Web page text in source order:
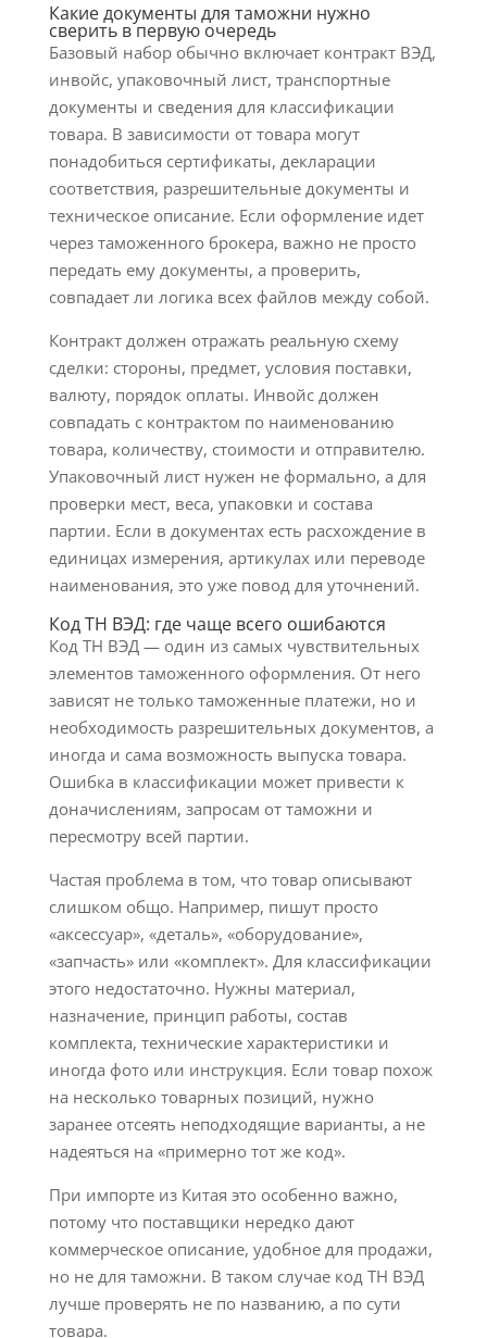
Какие документы для таможни нужно
сверить в первую очередь
Базовый набор обычно включает контракт ВЭД,
инвойс, упаковочный лист, транспортные
документы и сведения для классификации
товара. В зависимости от товара могут
понадобиться сертификаты, декларации
соответствия, разрешительные документы и
техническое описание. Если оформление идет
через таможенного брокера, важно не просто
передать ему документы, а проверить,
совпадает ли логика всех файлов между собой.
Контракт должен отражать реальную схему
сделки: стороны, предмет, условия поставки,
валюту, порядок оплаты. Инвойс должен
совпадать с контрактом по наименованию
товара, количеству, стоимости и отправителю.
Упаковочный лист нужен не формально, а для
проверки мест, веса, упаковки и состава
партии. Если в документах есть расхождение в
единицах измерения, артикулах или переводе
наименования, это уже повод для уточнений.
Код ТН ВЭД: где чаще всего ошибаются
Код ТН ВЭД — один из самых чувствительных
элементов таможенного оформления. От него
зависят не только таможенные платежи, но и
необходимость разрешительных документов, а
иногда и сама возможность выпуска товара.
Ошибка в классификации может привести к
доначислениям, запросам от таможни и
пересмотру всей партии.
Частая проблема в том, что товар описывают
слишком общо. Например, пишут просто
«аксессуар», «деталь», «оборудование»,
«запчасть» или «комплект». Для классификации
этого недостаточно. Нужны материал,
назначение, принцип работы, состав
комплекта, технические характеристики и
иногда фото или инструкция. Если товар похож
на несколько товарных позиций, нужно
заранее отсеять неподходящие варианты, а не
надеяться на «примерно тот же код».
При импорте из Китая это особенно важно,
потому что поставщики нередко дают
коммерческое описание, удобное для продажи,
но не для таможни. В таком случае код ТН ВЭД
лучше проверять не по названию, а по сути
товара.